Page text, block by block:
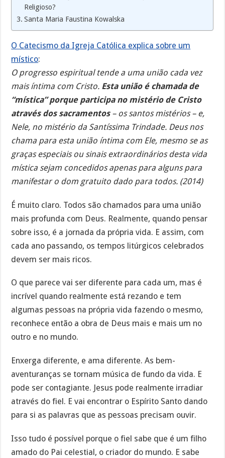
Religioso?
Santa Maria Faustina Kowalska
O Catecismo da Igreja Católica explica sobre um
místico:
O progresso espiritual tende a uma união cada vez
mais íntima com Cristo. Esta união é chamada de
“mística” porque participa no mistério de Cristo
através dos sacramentos– os santos mistérios – e,
Nele, no mistério da Santíssima Trindade. Deus nos
chama para esta união íntima com Ele, mesmo se as
graças especiais ou sinais extraordinários desta vida
mística sejam concedidos apenas para alguns para
manifestar o dom gratuito dado para todos. (2014)
É muito claro. Todos são chamados para uma união
mais profunda com Deus. Realmente, quando pensar
sobre isso, é a jornada da própria vida. E assim, com
cada ano passando, os tempos litúrgicos celebrados
devem ser mais ricos.
O que parece vai ser diferente para cada um, mas é
incrível quando realmente está rezando e tem
algumas pessoas na própria vida fazendo o mesmo,
reconhece então a obra de Deus mais e mais um no
outro e no mundo.
Enxerga diferente, e ama diferente. As bem-
aventuranças se tornam música de fundo da vida. E
pode ser contagiante. Jesus pode realmente irradiar
através do fiel. E vai encontrar o Espírito Santo dando
para si as palavras que as pessoas precisam ouvir.
Isso tudo é possível porque o fiel sabe que é um filho
amado do Pai celestial, o criador do mundo. E sabe